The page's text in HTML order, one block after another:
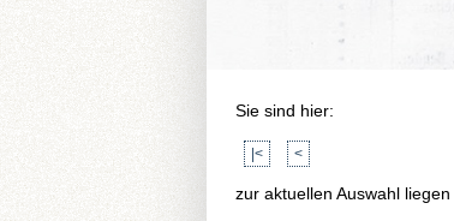
Sie sind hier:
|< <
zur aktuellen Auswahl